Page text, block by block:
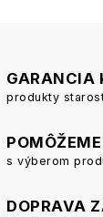
GARANCIA
produkty
s výberom
DOPRAVA